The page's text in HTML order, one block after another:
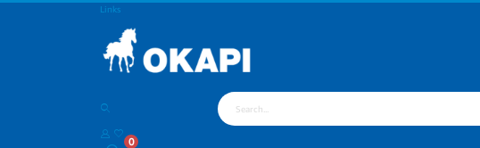
Links
Zoeken
0producten